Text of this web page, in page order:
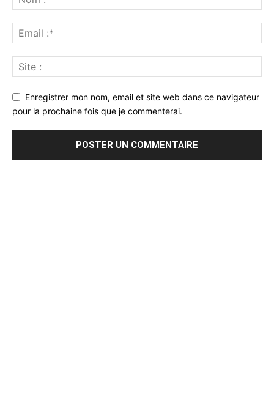
Enregistrer mon nom, email et site web dans ce navigateur
pour la prochaine fois que je commenterai.